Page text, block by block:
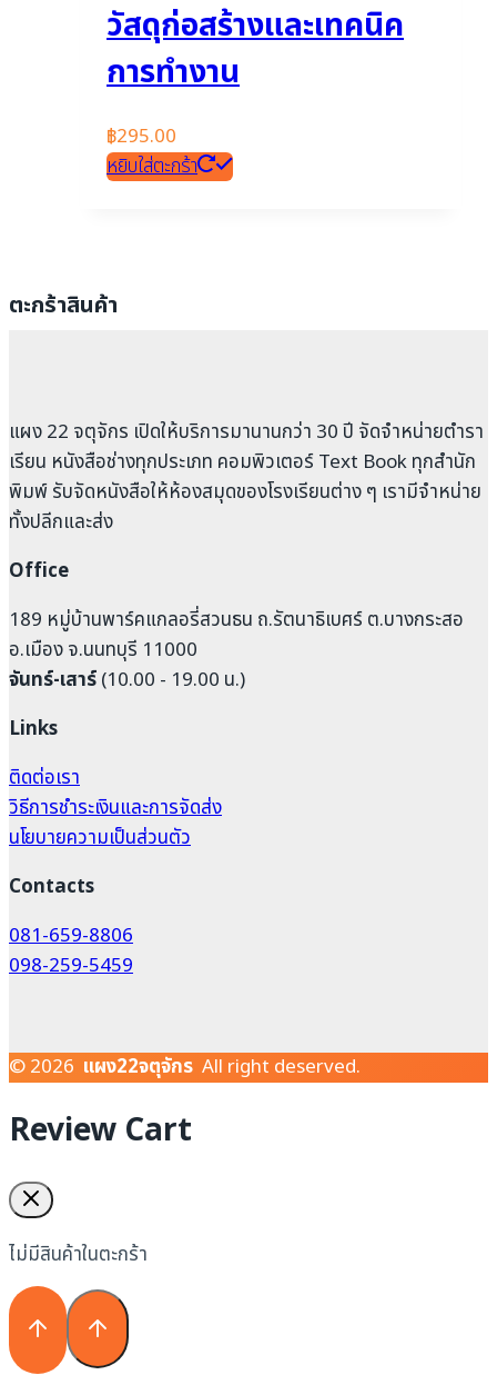
วัสดุก่อสร้างและเทคนิค
การทำงาน
฿295.00
หยิบใส่ตะกร้า
ตะกร้าสินค้า
แผง 22 จตุจักร เปิดให้บริการมานานกว่า 30 ปี จัดจำหน่ายตำรา
เรียน หนังสือช่างทุกประเภท คอมพิวเตอร์ Text Book ทุกสำนัก
พิมพ์ รับจัดหนังสือให้ห้องสมุดของโรงเรียนต่าง ๆ เรามีจำหน่าย
ทั้งปลีกและส่ง
Office
189 หมู่บ้านพาร์คแกลอรี่สวนธน ถ.รัตนาธิเบศร์ ต.บางกระสอ
อ.เมือง จ.นนทบุรี 11000
จันทร์-เสาร์(10.00 - 19.00 น.)
Links
ติดต่อเรา
วิธีการชำระเงินและการจัดส่ง
นโยบายความเป็นส่วนตัว
Contacts
081-659-8806
098-259-5459
© 2026 แผง22จตุจักร All right deserved.
Review Cart
ไม่มีสินค้าในตะกร้า